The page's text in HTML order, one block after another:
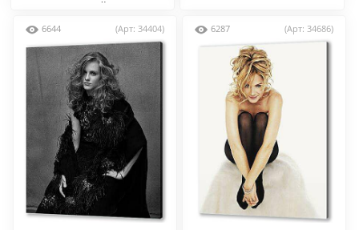
Гаскойн
6644 (Арт: 34404) 6287 (Арт: 34686)